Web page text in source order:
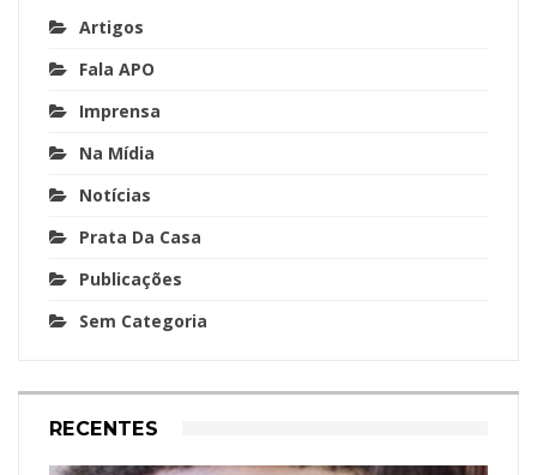
Artigos
Fala APO
Imprensa
Na Mídia
Notícias
Prata Da Casa
Publicações
Sem Categoria
RECENTES